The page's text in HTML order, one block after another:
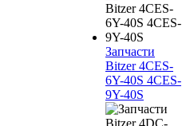
Запчасти
Bitzer 4CES-
6Y-40S 4CES-
9Y-40S